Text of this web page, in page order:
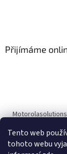
Tento web
tohoto webu
Přijímáme